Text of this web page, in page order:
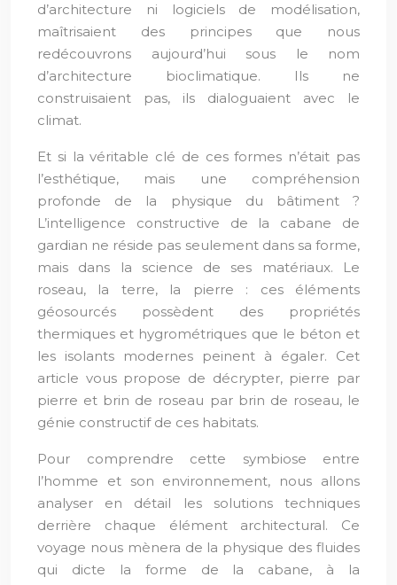
d’architecture ni logiciels de modélisation,
maîtrisaient des principes que nous
redécouvrons aujourd’hui sous le nom
d’architecture bioclimatique. Ils ne
construisaient pas, ils dialoguaient avec le
climat.
Et si la véritable clé de ces formes n’était pas
l’esthétique, mais une compréhension
profonde de la physique du bâtiment ?
L’intelligence constructive de la cabane de
gardian ne réside pas seulement dans sa forme,
mais dans la science de ses matériaux. Le
roseau, la terre, la pierre : ces éléments
géosourcés possèdent des propriétés
thermiques et hygrométriques que le béton et
les isolants modernes peinent à égaler. Cet
article vous propose de décrypter, pierre par
pierre et brin de roseau par brin de roseau, le
génie constructif de ces habitats.
Pour comprendre cette symbiose entre
l’homme et son environnement, nous allons
analyser en détail les solutions techniques
derrière chaque élément architectural. Ce
voyage nous mènera de la physique des fluides
qui dicte la forme de la cabane, à la